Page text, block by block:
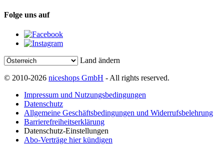
Folge uns auf
Land ändern
© 2010-2026 niceshops GmbH - All rights reserved.
Impressum und Nutzungsbedingungen
Datenschutz
Allgemeine Geschäftsbedingungen und Widerrufsbelehrung
Barrierefreiheitserklärung
Datenschutz-Einstellungen
Abo-Verträge hier kündigen